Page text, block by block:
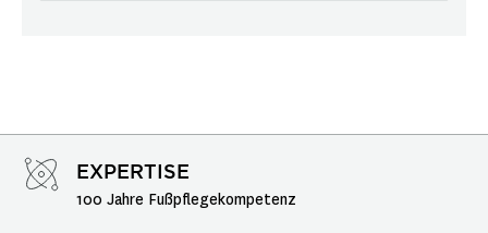
EXPERTISE
100 Jahre Fußpflegekompetenz